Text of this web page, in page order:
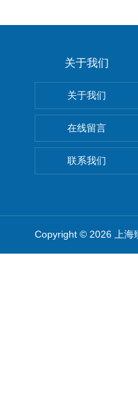
关于我们
关于我们
在线留言
联系我们
Copyright © 2026 上海